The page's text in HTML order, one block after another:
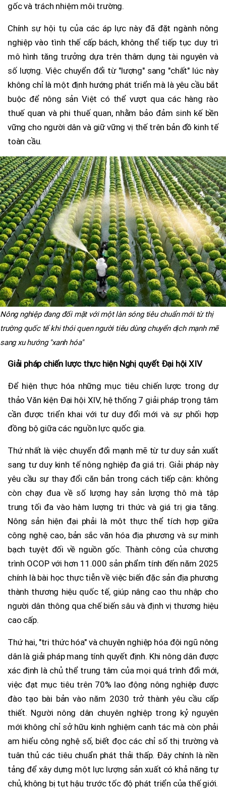
gốc và trách nhiệm môi trường.
Chính sự hội tụ của các áp lực này đã đặt ngành nông
nghiệp vào tình thế cấp bách, không thể tiếp tục duy trì
mô hình tăng trưởng dựa trên thâm dụng tài nguyên và
số lượng. Việc chuyển đổi từ "lượng" sang "chất" lúc này
không chỉ là một định hướng phát triển mà là yêu cầu bắt
buộc để nông sản Việt có thể vượt qua các hàng rào
thuế quan và phi thuế quan, nhằm bảo đảm sinh kế bền
vững cho người dân và giữ vững vị thế trên bản đồ kinh tế
toàn cầu.
Nông nghiệp đang đối mặt với một làn sóng tiêu chuẩn mới từ thị
trường quốc tế khi thói quen người tiêu dùng chuyển dịch mạnh mẽ
sang xu hướng "xanh hóa"
Giải pháp chiến lược thực hiện Nghị quyết Đại hội XIV
Để hiện thực hóa những mục tiêu chiến lược trong dự
thảo Văn kiện Đại hội XIV, hệ thống 7 giải pháp trọng tâm
cần được triển khai với tư duy đổi mới và sự phối hợp
đồng bộ giữa các nguồn lực quốc gia.
Thứ nhất là việc chuyển đổi mạnh mẽ từ tư duy sản xuất
sang tư duy kinh tế nông nghiệp đa giá trị. Giải pháp này
yêu cầu sự thay đổi căn bản trong cách tiếp cận: không
còn chạy đua về số lượng hay sản lượng thô mà tập
trung tối đa vào hàm lượng tri thức và giá trị gia tăng.
Nông sản hiện đại phải là một thực thể tích hợp giữa
công nghệ cao, bản sắc văn hóa địa phương và sự minh
bạch tuyệt đối về nguồn gốc. Thành công của chương
trình OCOP với hơn 11.000 sản phẩm tính đến năm 2025
chính là bài học thực tiễn về việc biến đặc sản địa phương
thành thương hiệu quốc tế, giúp nâng cao thu nhập cho
người dân thông qua chế biến sâu và định vị thương hiệu
cao cấp.
Thứ hai, "tri thức hóa" và chuyên nghiệp hóa đội ngũ nông
dân là giải pháp mang tính quyết định. Khi nông dân được
xác định là chủ thể trung tâm của mọi quá trình đổi mới,
việc đạt mục tiêu trên 70% lao động nông nghiệp được
đào tạo bài bản vào năm 2030 trở thành yêu cầu cấp
thiết. Người nông dân chuyên nghiệp trong kỷ nguyên
mới không chỉ sở hữu kinh nghiệm canh tác mà còn phải
am hiểu công nghệ số, biết đọc các chỉ số thị trường và
tuân thủ các tiêu chuẩn phát thải thấp. Đây chính là nền
tảng để xây dựng một lực lượng sản xuất có khả năng tự
chủ, không bị tụt hậu trước tốc độ phát triển của thế giới.